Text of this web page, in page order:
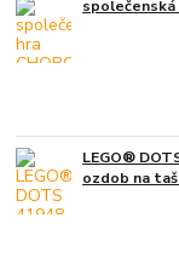
společenská
LEGO®
ozdob na